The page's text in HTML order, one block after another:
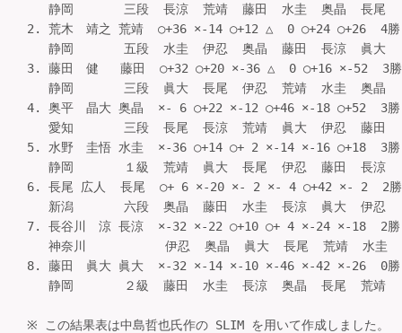
静岡       三段  長涼  荒靖  藤田  水圭  奥晶  長尾
2. 荒木　靖之 荒靖  ○+36 ×-14 ○+12 △  0 ○+24 ○+26  4
静岡       五段  水圭  伊忍  奥晶  藤田  長涼  眞大
3. 藤田　健   藤田  ○+32 ○+20 ×-36 △  0 ○+16 ×-52  3
静岡       三段  眞大  長尾  伊忍  荒靖  水圭  奥晶
4. 奥平　晶大 奥晶  ×- 6 ○+22 ×-12 ○+46 ×-18 ○+52  3
愛知       三段  長尾  長涼  荒靖  眞大  伊忍  藤田
5. 水野　圭悟 水圭  ×-36 ○+14 ○+ 2 ×-14 ×-16 ○+18  3
静岡       １級  荒靖  眞大  長尾  伊忍  藤田  長涼
6. 長尾 広人  長尾  ○+ 6 ×-20 ×- 2 ×- 4 ○+42 ×- 2  2勝
新潟       六段  奥晶  藤田  水圭  長涼  眞大  伊忍
7. 長谷川　涼 長涼  ×-32 ×-22 ○+10 ○+ 4 ×-24 ×-18  2
神奈川           伊忍  奥晶  眞大  長尾  荒靖  水圭
8. 藤田　眞大 眞大  ×-32 ×-14 ×-10 ×-46 ×-42 ×-26  0勝
静岡       ２級  藤田  水圭  長涼  奥晶  長尾  荒靖
※ この結果表は中島哲也氏作の SLIM を用いて作成しました。